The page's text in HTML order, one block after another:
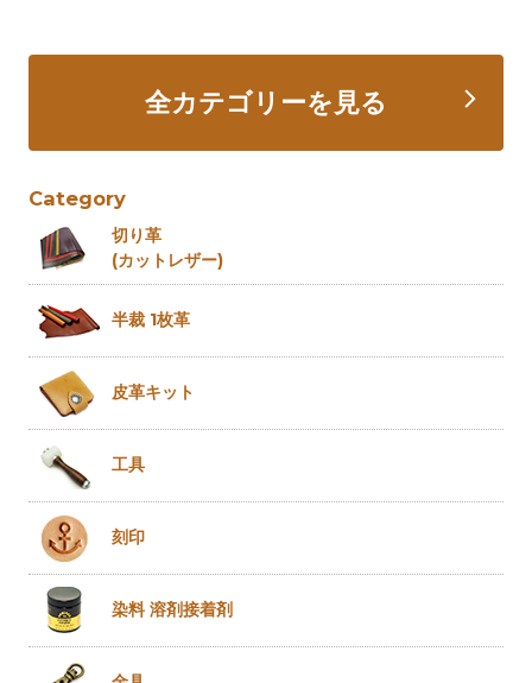
全カテゴリーを見る
Category
切り革
(カットレザー)
半裁 1枚革
皮革キット
工具
刻印
染料 溶剤接着剤